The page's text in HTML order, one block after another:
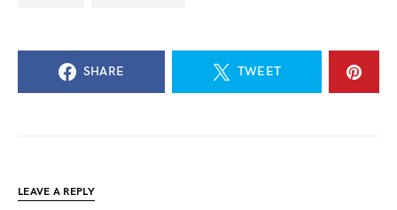
SHARE TWEET
LEAVE A REPLY